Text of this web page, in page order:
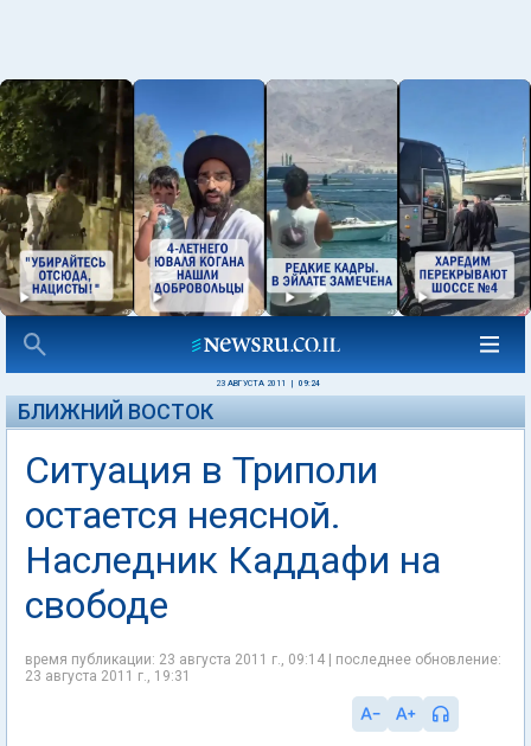
23 АВГУСТА 2011 09:24
БЛИЖНИЙ ВОСТОК
Ситуация в Триполи
остается неясной.
Наследник Каддафи на
свободе
время публикации: 23 августа 2011 г., 09:14 | последнее обновление:
23 августа 2011 г., 19:31